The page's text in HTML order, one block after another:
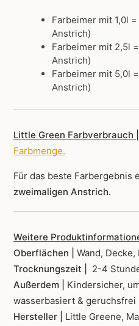
Farbeimer mit 1,0l
Anstrich)
Farbeimer mit 2,5l
Anstrich)
Farbeimer mit 5,0l
Anstrich)
Little Green Farbverbrauch |
Farbmenge.
Für das beste Farbergebnis
zweimaligen Anstrich.
Weitere
Oberflächen | Wand,
Trocknungszeit |
2-4
Außerdem | Kindersicher,
wasserbasiert & geruchsfrei
Hersteller | Little Greene,